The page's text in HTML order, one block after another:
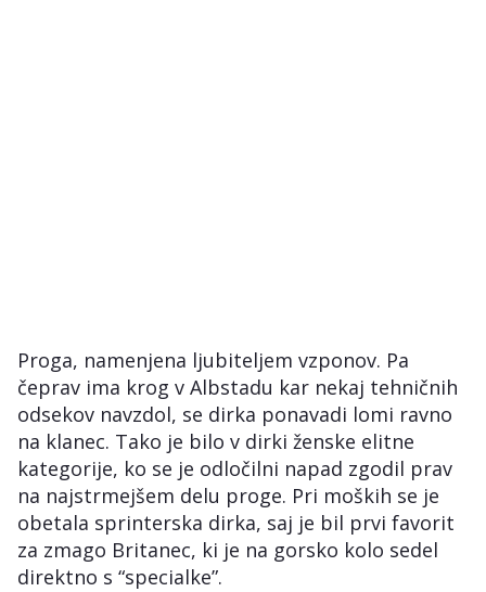
Proga, namenjena ljubiteljem vzponov. Pa
čeprav ima krog v Albstadu kar nekaj tehničnih
odsekov navzdol, se dirka ponavadi lomi ravno
na klanec. Tako je bilo v dirki ženske elitne
kategorije, ko se je odločilni napad zgodil prav
na najstrmejšem delu proge. Pri moških se je
obetala sprinterska dirka, saj je bil prvi favorit
za zmago Britanec, ki je na gorsko kolo sedel
direktno s “specialke”.